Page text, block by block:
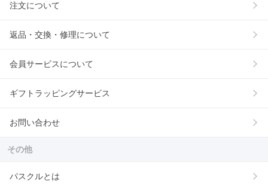
注文について
返品・交換・修理について
会員サービスについて
ギフトラッピングサービス
お問い合わせ
その他
パスクルとは